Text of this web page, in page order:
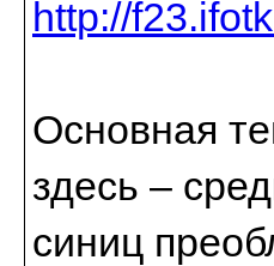
Основная
здесь –
синиц